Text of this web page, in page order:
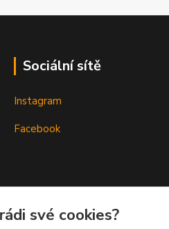
Sociální sítě
Instagram
Facebook
své cookies?